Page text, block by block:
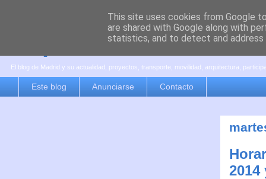
es por madrid
El blog de Madrid y su actualidad, proyectos, transporte, movilidad, arquitectura,
Este blog Anunciarse Contacto
2014
This site uses cookies from Google
are shared with Google along with
statistics, and to detect and address